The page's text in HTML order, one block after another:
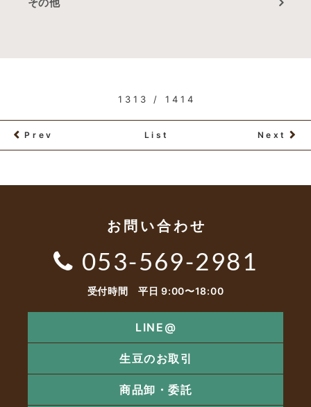
その他
1313 / 1414
Prev List Next
お問い合わせ
053-569-2981
受付時間 平日 9:00〜18:00
LINE@
生豆のお取引
商品卸・委託